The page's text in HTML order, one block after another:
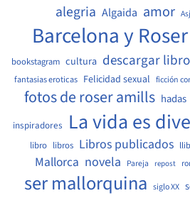
alegria Algaida amor
Barcelona y
bookstagram cultura descargar
fantasias eroticas Felicidad sexual ficción
fotos de roser amills hadas
inspiradores La vida es
libro libros Libros publicados
Mallorca novela Pareja repost
ser mallorquina siglo XX